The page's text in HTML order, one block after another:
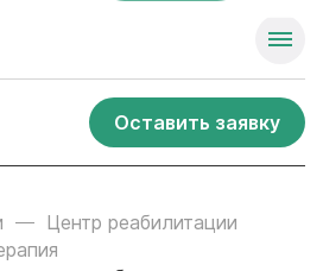
Оставить заявку
Центр реабилитации